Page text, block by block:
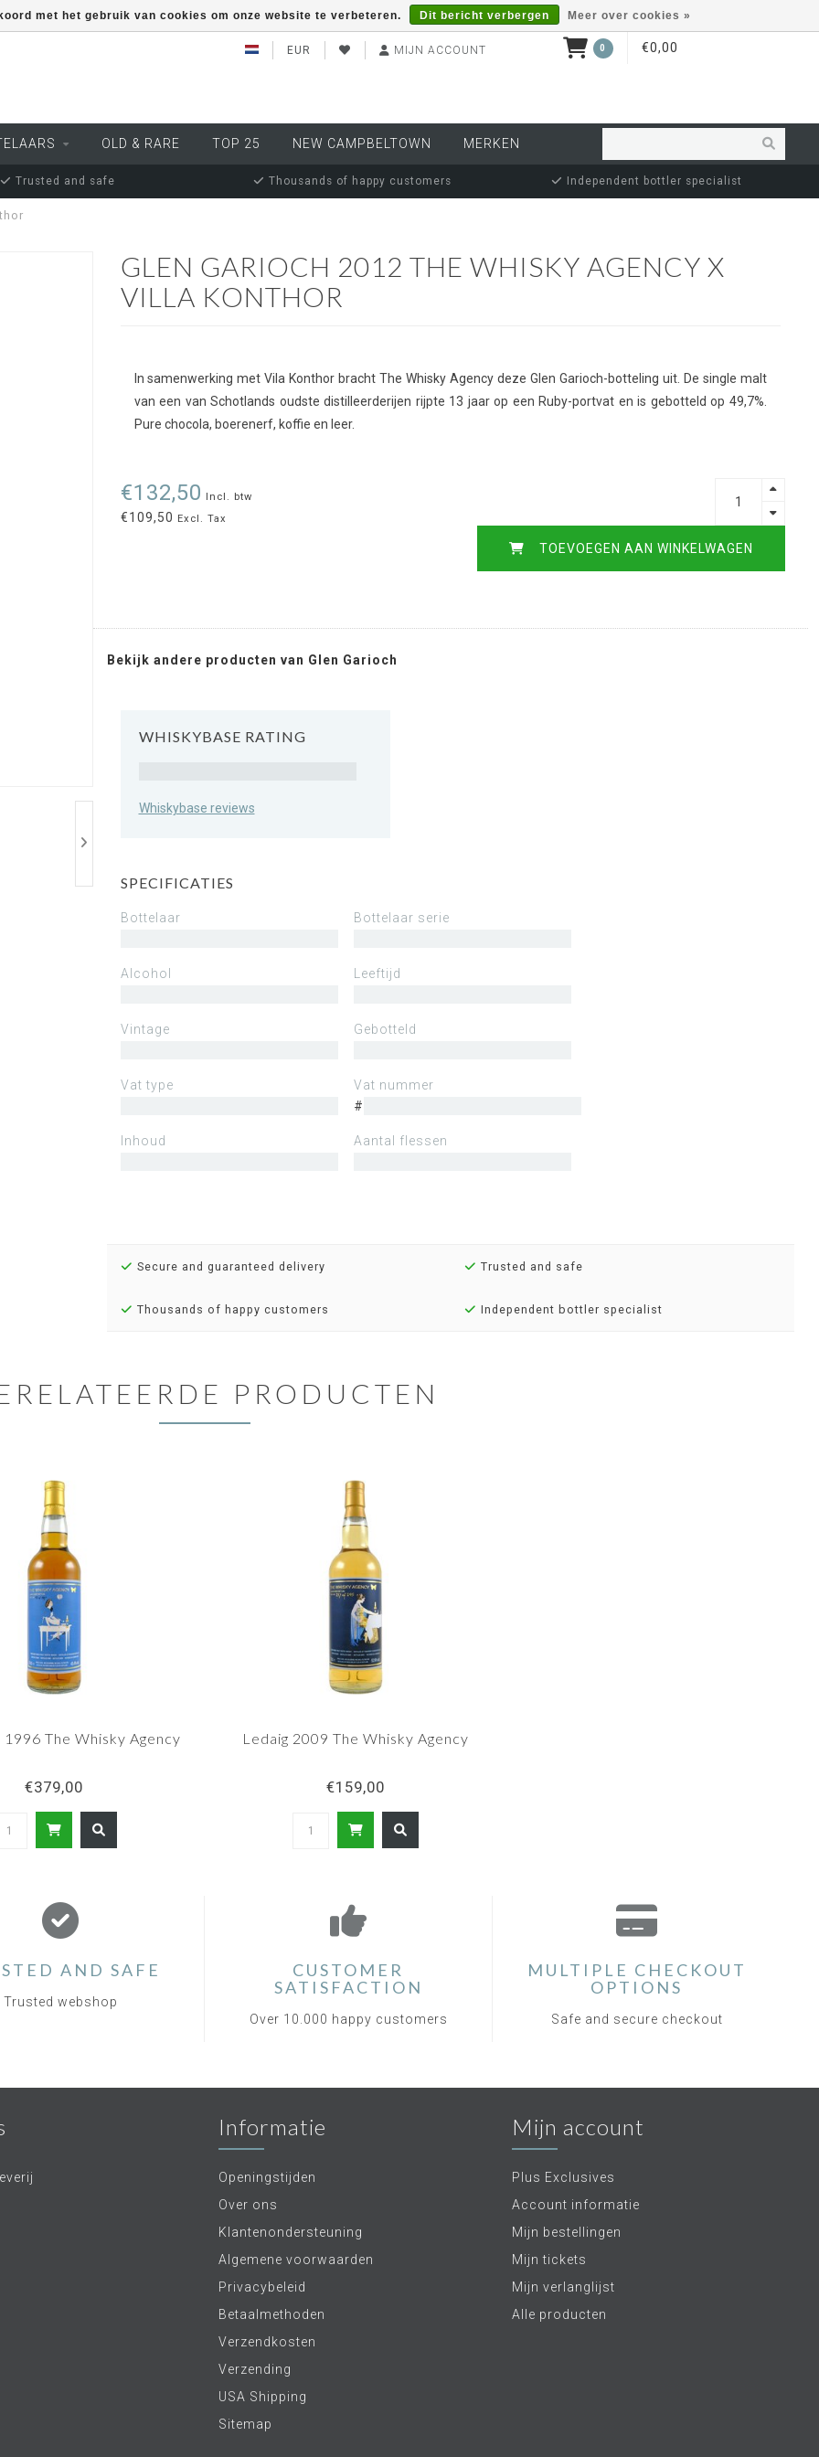
EUR MIJN ACCOUNT 0 €0,00
OLD & RARE TOP 25 NEW CAMPBELTOWN MERKEN
Trusted and safe Thousands of happy customers Independent bottler specialist
GLEN GARIOCH 2012 THE WHISKY AGENCY X
VILLA KONTHOR
In samenwerking met Vila Konthor bracht The Whisky Agency deze Glen Garioch-botteling uit. De single malt
van een van Schotlands oudste distilleerderijen rijpte 13 jaar op een Ruby-portvat en is gebotteld op 49,7%.
Pure chocola, boerenerf, koffie en leer.
€132,50 Incl. btw
€109,50 Excl. Tax
TOEVOEGEN AAN WINKELWAGEN
Bekijk andere producten van Glen Garioch
WHISKYBASE RATING
Whiskybase reviews
SPECIFICATIES
Bottelaar Bottelaar serie
Alcohol Leeftijd
Vintage Gebotteld
Vat type
Vat nummer
#
Inhoud Aantal flessen
Secure and guaranteed delivery Trusted and safe
Thousands of happy customers Independent bottler specialist
PRODUCTEN
The Whisky Agency
€379,00
Ledaig 2009 The Whisky Agency
€159,00
met het gebruik van cookies om onze website te verbeteren. Dit bericht verbergen Meer over cookies »
AND SAFE
Trusted webshop
CUSTOMER
SATISFACTION
Over 10.000 happy customers
MULTIPLE CHECKOUT
OPTIONS
Safe and secure checkout
Informatie
Openingstijden
Over ons
Klantenondersteuning
Algemene voorwaarden
Privacybeleid
Betaalmethoden
Verzendkosten
Verzending
USA Shipping
Sitemap
Mijn account
Plus Exclusives
Account informatie
Mijn bestellingen
Mijn tickets
Mijn verlanglijst
Alle producten